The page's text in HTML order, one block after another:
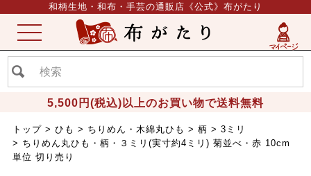
和柄生地・和布・手芸の通販店《公式》布がたり
5,500円(税込)以上のお買い物で送料無料
ME
NU
トップ ひも ちりめん・木綿丸ひも 柄
3ミリ
ちりめん丸ひも・柄・３ミリ(実寸約4ミリ) 菊並べ・赤 10cm
単位 切り売り